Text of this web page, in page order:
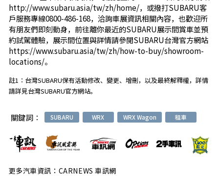
http://www.subaru.asia/tw/zh/home/，或撥打SUBARU客
戶服務專線0800-486-168，洽詢車展資訊相關內容，也歡迎所
有朋友們即刻動身，前往離你最近的SUBARU展示間賞車並預
約試駕體驗， 展示間位置與詳情請參閱SUBARU台灣官方網站
https://www.subaru.asia/tw/zh/how-to-buy/showroom-
locations/。
註1：台灣SUBARU保有活動修改、變更、增刪，以及最終解釋權，詳情
請詳見台灣SUBARU官方網站。
關鍵詞： SUBARU WRX WRX Wagon 租車
更多汽車資訊：CARNEWS 車訊網